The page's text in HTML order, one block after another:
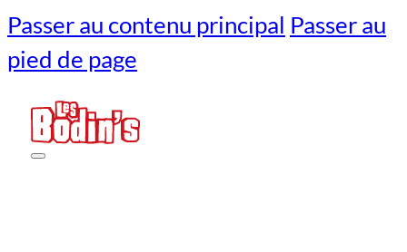
Passer au contenu principal Passer au
pied de page